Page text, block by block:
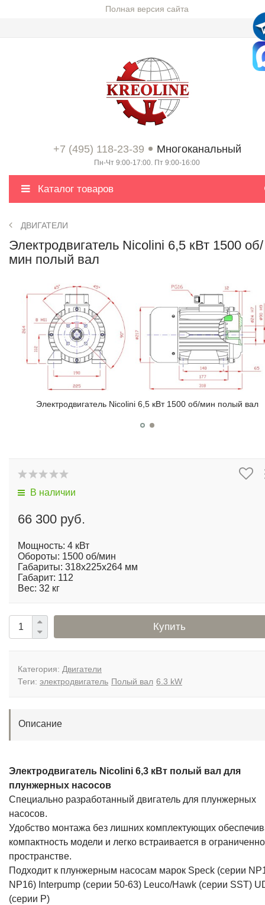
Полная версия сайта
+7 (495) 118-23-39 Многоканальный
Пн-Чт 9:00-17:00. Пт 9:00-16:00
Каталог товаров
ДВИГАТЕЛИ
Электродвигатель Nicolini 6,5 кВт 1500 об/
мин полый вал
Электродвигатель Nicolini 6,5 кВт 1500 об/мин полый вал
В наличии
66 300 руб.
Мощность: 4 кВт
Обороты: 1500 об/мин
Габариты: 318х225х264 мм
Габарит: 112
Вес: 32 кг
Купить
Категория: Двигатели
Теги: электродвигатель Полый вал 6.3 kW
Описание
Электродвигатель Nicolini 6,3 кВт полый вал для
плунжерных насосов
Специально разработанный двигатель для плунжерных
насосов.
Удобство монтажа без лишних комплектующих
компактность модели и легко встраивается в
пространстве.
Подходит к плунжерным насосам марок Speck (серии
NP16) Interpump (серии 50-63) Leuco/Hawk (серии SST)
(серии Р)